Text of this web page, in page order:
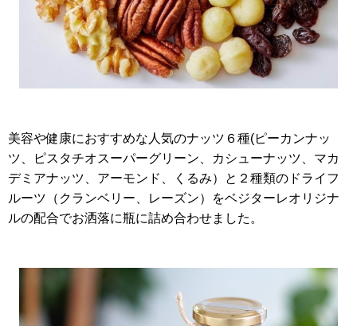
美容や健康におすすめな人気のナッツ６種(ピーカンナッ
ツ、ピスタチオスーパーグリーン、カシューナッツ、マカ
デミアナッツ、アーモンド、くるみ）と２種類のドライフ
ルーツ（クランベリー、レーズン）をベジターレオリジナ
ルの配合でお洒落に瓶に詰め合わせました。